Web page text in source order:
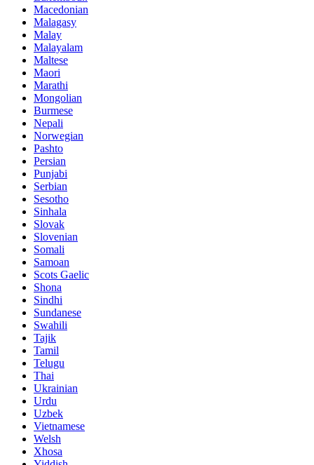
Macedonian
Malagasy
Malay
Malayalam
Maltese
Maori
Marathi
Mongolian
Burmese
Nepali
Norwegian
Pashto
Persian
Punjabi
Serbian
Sesotho
Sinhala
Slovak
Slovenian
Somali
Samoan
Scots Gaelic
Shona
Sindhi
Sundanese
Swahili
Tajik
Tamil
Telugu
Thai
Ukrainian
Urdu
Uzbek
Vietnamese
Welsh
Xhosa